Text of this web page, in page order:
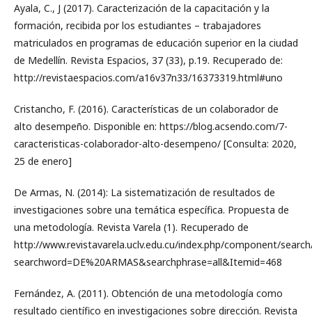
Ayala, C., J (2017). Caracterización de la capacitación y la
formación, recibida por los estudiantes – trabajadores
matriculados en programas de educación superior en la ciudad
de Medellín. Revista Espacios, 37 (33), p.19. Recuperado de:
http://revistaespacios.com/a16v37n33/16373319.html#uno
Cristancho, F. (2016). Características de un colaborador de
alto desempeño. Disponible en: https://blog.acsendo.com/7-
caracteristicas-colaborador-alto-desempeno/ [Consulta: 2020,
25 de enero]
De Armas, N. (2014): La sistematización de resultados de
investigaciones sobre una temática específica. Propuesta de
una metodología. Revista Varela (1). Recuperado de
http://www.revistavarela.uclv.edu.cu/index.php/component/
searchword=DE%20ARMAS&searchphrase=all&Itemid=468
Fernández, A. (2011). Obtención de una metodología como
resultado científico en investigaciones sobre dirección. Revista